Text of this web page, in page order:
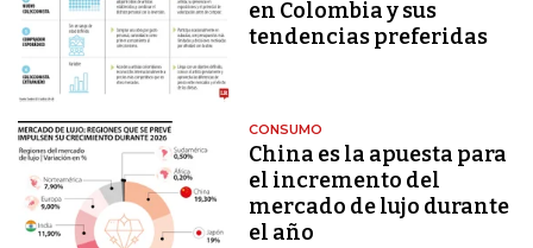
en Colombia y sus
tendencias preferidas
CONSUMO
China es la apuesta para
el incremento del
mercado de lujo durante
el año